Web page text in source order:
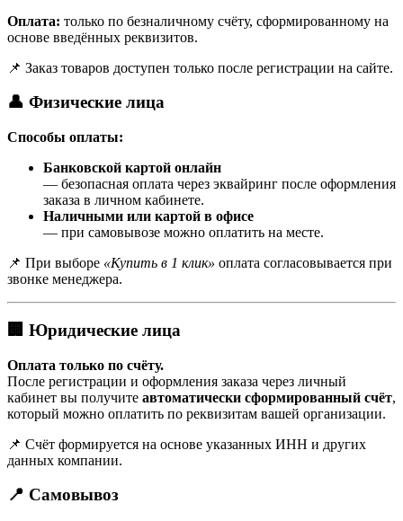
Оплата: только по безналичному счёту, сформированному на
основе введённых реквизитов.
📌 Заказ товаров доступен только после регистрации на сайте.
👤 Физические лица
Способы оплаты:
Банковской картой онлайн
— безопасная оплата через эквайринг после оформления
заказа в личном кабинете.
Наличными или картой в офисе
— при самовывозе можно оплатить на месте.
📌 При выборе «Купить в 1 клик» оплата согласовывается при
звонке менеджера.
🏢 Юридические лица
Оплата только по счёту.
После регистрации и оформления заказа через личный
кабинет вы получите автоматически сформированный счёт,
который можно оплатить по реквизитам вашей организации.
📌 Счёт формируется на основе указанных ИНН и других
данных компании.
📍 Самовывоз